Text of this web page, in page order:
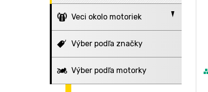
Časomiery
Hodiny
Radiálne pumpy
Prepákovania
Riadiace jednotky
Veci okolo motoriek
Bezdrôtová komunikácia
Interkomy
Príslušenstvo
Elektro, dobíjanie
Nabíjačky
Stojany
Výber podľa značky
Výber podľa motorky